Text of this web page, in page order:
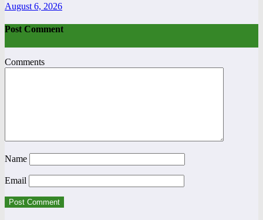
August 6, 2026
Post Comment
Comments
Name
Email